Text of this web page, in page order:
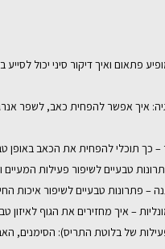
פתאום ואיך דיקור סיני יכול לסייע
איך אפשר להפחית כאב, לשפר
– כך תוכלי להפחית את הכאב באופן
טבעיים לשיפור פעילות המעיים
– פתרונות טבעיים לשיפור איכות
– איך מחזירים את הגוף לאיזון
של בלוטת התריס): הסימנים,